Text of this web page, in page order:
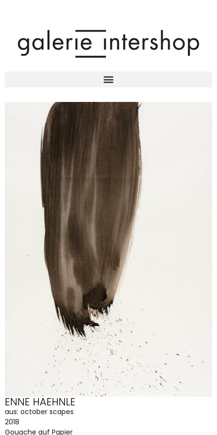
ENNE HAEHNLE
aus: october scapes
2018
Gouache auf Papier